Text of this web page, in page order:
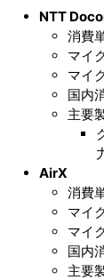
NTT
消費
マイ
マイ
国内
主要
AirX
消費
マイ
マイ
国内
主要